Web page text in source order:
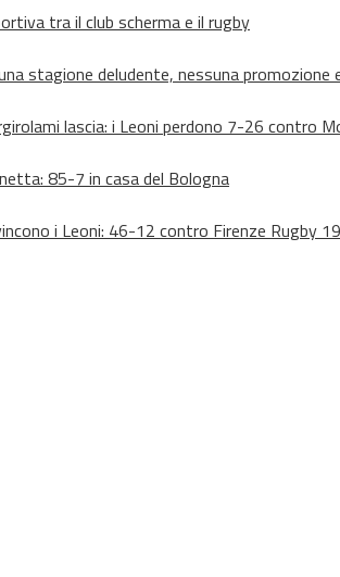
tra il club scherma e il rugby
stagione deludente, nessuna promozione
lascia: i Leoni perdono 7-26 contro
85-7 in casa del Bologna
i Leoni: 46-12 contro Firenze Rugby